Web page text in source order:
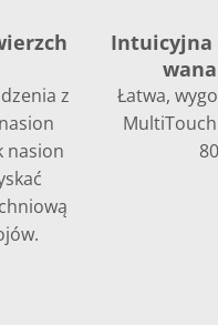
z
nasion
Intuicyjna
Łatwa,
MultiTouch